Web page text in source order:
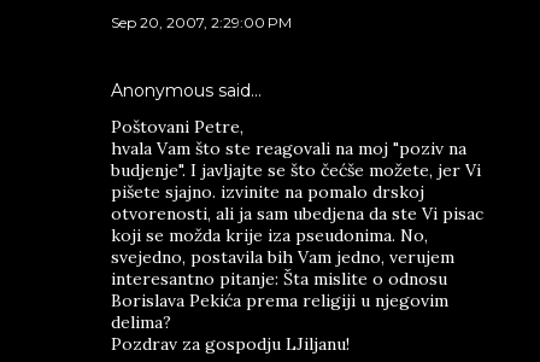
Sep 20, 2007, 2:29:00 PM
Anonymous said…
Poštovani Petre,
hvala Vam što ste reagovali na moj "poziv na
budjenje". I javljajte se što čećše možete, jer Vi
pišete sjajno. izvinite na pomalo drskoj
otvorenosti, ali ja sam ubedjena da ste Vi pisac
koji se možda krije iza pseudonima. No,
svejedno, postavila bih Vam jedno, verujem
interesantno pitanje: Šta mislite o odnosu
Borislava Pekića prema religiji u njegovim
delima?
Pozdrav za gospodju LJiljanu!